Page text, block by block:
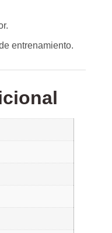
entrenamiento.